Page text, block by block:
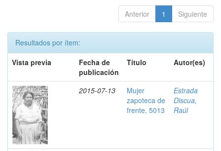
Anterior 1 Siguiente
Resultados por ítem:
Vista previa
Fecha de
publicación
Título Autor(es)
2015-07-13
Mujer
zapoteca de
frente, 5013
Estrada
Discua,
Raúl